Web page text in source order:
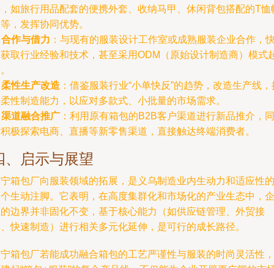
如旅行用品配套的便携外套、收纳马甲、休闲背包搭配的T恤
，发挥协同优势。
合作与借力 ：与现有的服装设计工作室或成熟服装企业合作，
取行业经验和技术，甚至采用ODM（原始设计制造商）模式
柔性生产改造 ：借鉴服装行业“小单快反”的趋势，改造生产线，
性制造能力，以应对多款式、小批量的市场需求。
渠道融合推广 ：利用原有箱包的B2B客户渠道进行新品推介，同
极探索电商、直播等新零售渠道，直接触达终端消费者。
、启示与展望
箱包厂向服装领域的拓展，是义乌制造业内生动力和适应性的
生动注脚。它表明，在高度集群化和市场化的产业生态中，企
边界并非固化不变，基于核心能力（如供应链管理、外贸接
快速制造）进行相关多元化延伸，是可行的成长路径。
箱包厂若能成功融合箱包的工艺严谨性与服装的时尚灵活性，